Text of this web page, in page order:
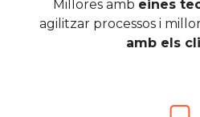
Millores amb eines
agilitzar processos i
amb els